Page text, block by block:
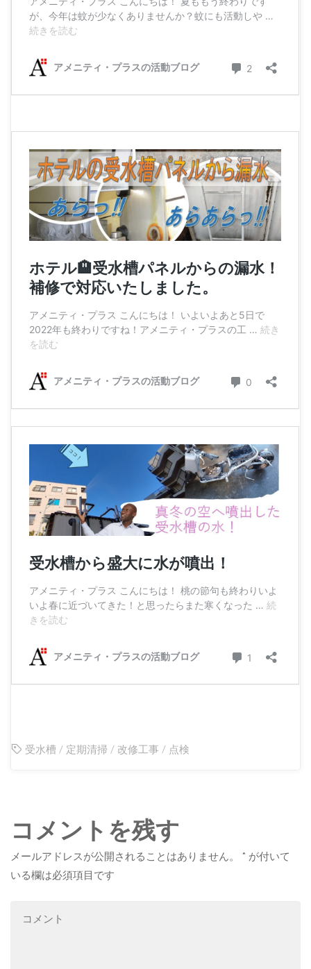
受水槽 / 定期清掃 / 改修工事/ 点検
コメントを残す
メールアドレスが公開されることはありません。 * が付いて
いる欄は必須項目です